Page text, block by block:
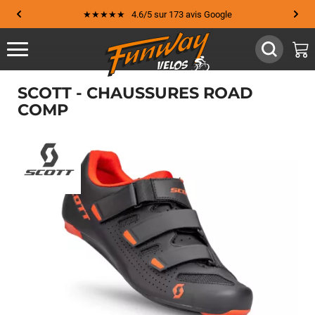
★★★★★ 4.6/5 sur 173 avis Google
SCOTT - CHAUSSURES ROAD
COMP